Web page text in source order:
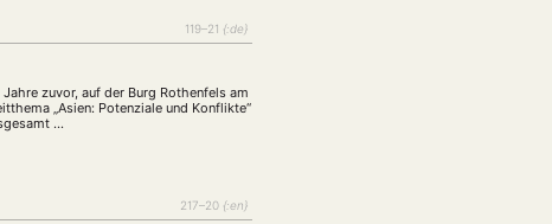
119–21 {:de}
zuvor, auf der Burg Rothenfels am
„Asien: Potenziale und Konflikte“
…
217–20 {:en}